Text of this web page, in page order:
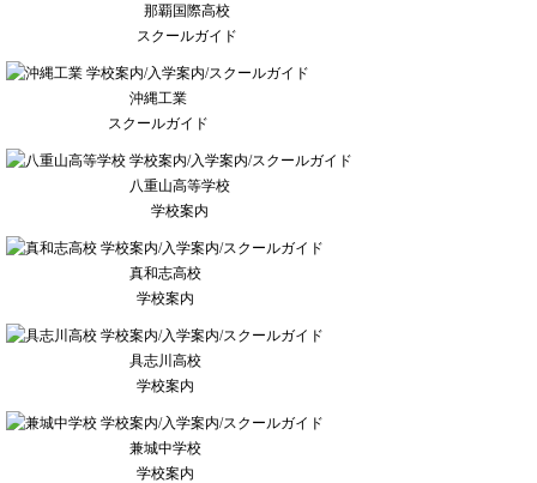
那覇国際高校
スクールガイド
沖縄工業
スクールガイド
八重山高等学校
学校案内
真和志高校
学校案内
具志川高校
学校案内
兼城中学校
学校案内